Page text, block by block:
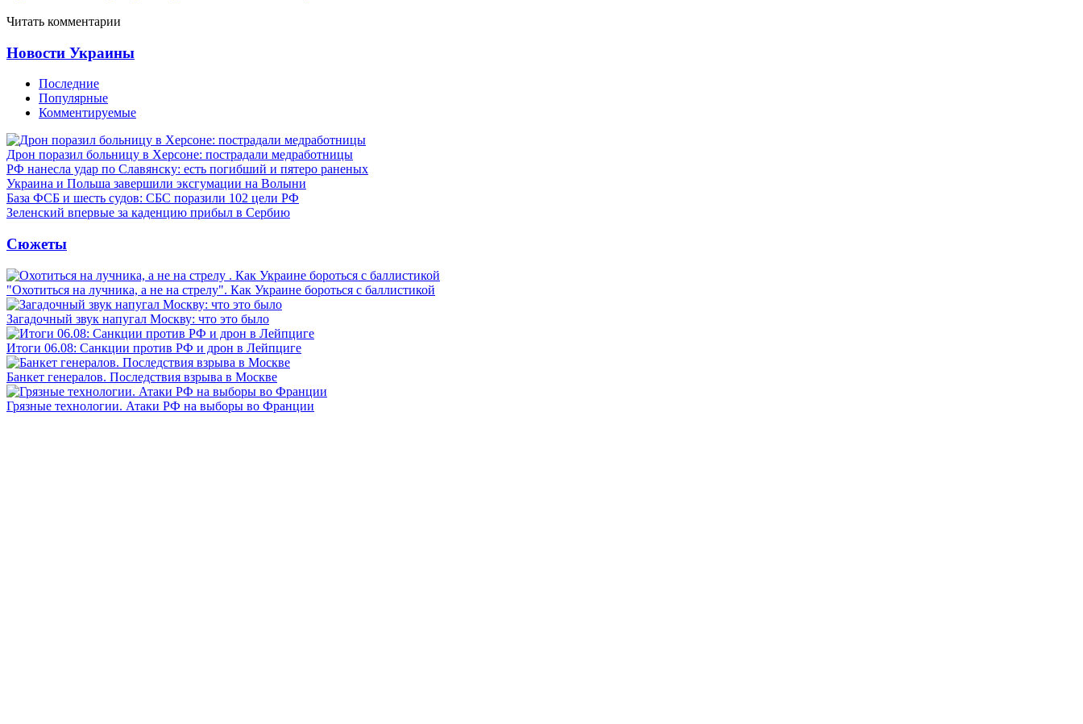
Читать комментарии
Новости Украины
Последние
Популярные
Комментируемые
Дрон поразил больницу в Херсоне: пострадали медработницы
РФ нанесла удар по Славянску: есть погибший и пятеро раненых
Украина и Польша завершили эксгумации на Волыни
База ФСБ и шесть судов: СБС поразили 102 цели РФ
Зеленский впервые за каденцию прибыл в Сербию
Сюжеты
"Охотиться на лучника, а не на стрелу". Как Украине бороться с баллистикой
Загадочный звук напугал Москву: что это было
Итоги 06.08: Санкции против РФ и дрон в Лейпциге
Банкет генералов. Последствия взрыва в Москве
Грязные технологии. Атаки РФ на выборы во Франции